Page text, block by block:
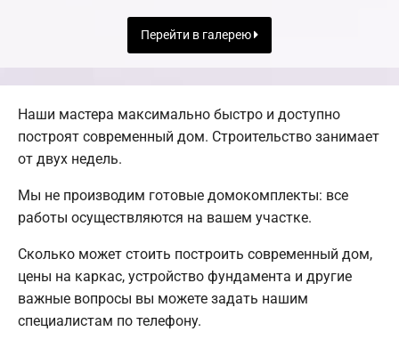
Перейти в галерею
Наши мастера максимально быстро и доступно
построят современный дом. Строительство занимает
от двух недель.
Мы не производим готовые домокомплекты: все
работы осуществляются на вашем участке.
Сколько может стоить построить современный дом,
цены на каркас, устройство фундамента и другие
важные вопросы вы можете задать нашим
специалистам по телефону.